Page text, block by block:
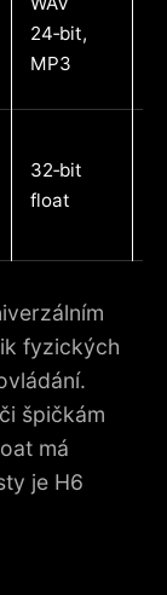
24‑bit,
MP3
32‑bit
float
fyzických
špičkám
má
je H6